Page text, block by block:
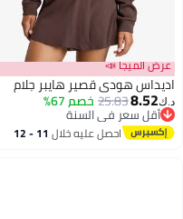
3
عرض الميجا 📣
اديداس هودي قصير هايبر جلام
د.ك‏8.52
25.83خصم 67%
أقل سعر في السنة
أقل سعر في السنة
احصل عليه خلال 11 - 12